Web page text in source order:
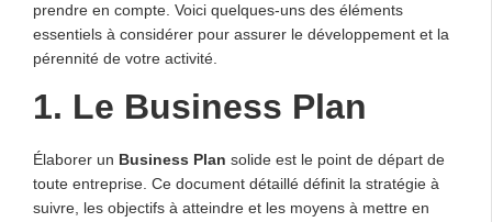
prendre en compte. Voici quelques-uns des éléments
essentiels à considérer pour assurer le développement et la
pérennité de votre activité.
1. Le Business Plan
Élaborer un Business Plan solide est le point de départ de
toute entreprise. Ce document détaillé définit la stratégie à
suivre, les objectifs à atteindre et les moyens à mettre en